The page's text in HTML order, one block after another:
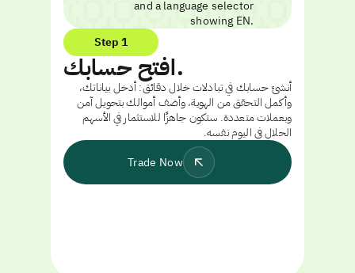
Step 1
افتح حسابك.
أنشئ حسابك في تبادلات خلال دقائق: أدخل بياناتك،
وأكمل التحقق من الهوية، وأضف أموالك بتحويل آمن
وبعملات متعددة. ستكون جاهزًا للاستثمار في الأسهم
الحلال في اليوم نفسه.
Trade Now